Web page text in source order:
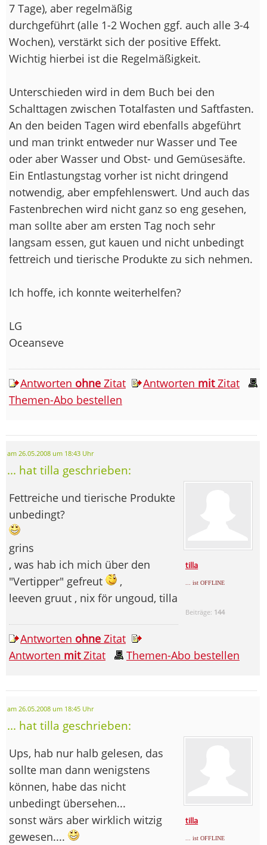
7 Tage), aber regelmäßig
durchgeführt (alle 1-2 Wochen ggf. auch alle 3-4
Wochen), verstärkt sich der positive Effekt.
Wichtig hierbei ist die Regelmäßigkeit.
Unterschieden wird in dem Buch bei den
Schalttagen zwischen Totalfasten und Saftfasten.
An den beiden Tagen wird ebenfalls abgeführt
und man trinkt entweder nur Wasser und Tee
oder aber Wasser und Obst- und Gemüsesäfte.
Ein Entlastungstag vorher ist nicht dringend
notwendig, aber empfehlenswert. Und auch das
Fastenbrechen wird nicht ganz so eng gesehen,
man sollte aber am ersten Tag noch sehr
langsam essen, gut kauen und nicht unbedingt
fettreich und tierische Produkte zu sich nehmen.
Ich hoffe, ich konnte weiterhelfen?
LG
Oceanseve
Antworten ohne Zitat Antworten mitZitat
Themen-Abo bestellen
am 26.05.2008 um 18:43 Uhr
... hat tilla geschrieben:
tilla
... ist OFFLINE
Beiträge: 144
Fettreiche und tierische Produkte
unbedingt?
grins
, was hab ich mich über den
"Vertipper" gefreut
,
leeven gruut , nix för ungoud, tilla
Antworten ohne Zitat
Antworten mitZitat Themen-Abo bestellen
am 26.05.2008 um 18:45 Uhr
... hat tilla geschrieben:
tilla
... ist OFFLINE
Ups, hab nur halb gelesen, das
sollte man dann wenigstens
können, habe das nicht
unbedingt übersehen...
sonst wärs aber wirklich witzig
gewesen....